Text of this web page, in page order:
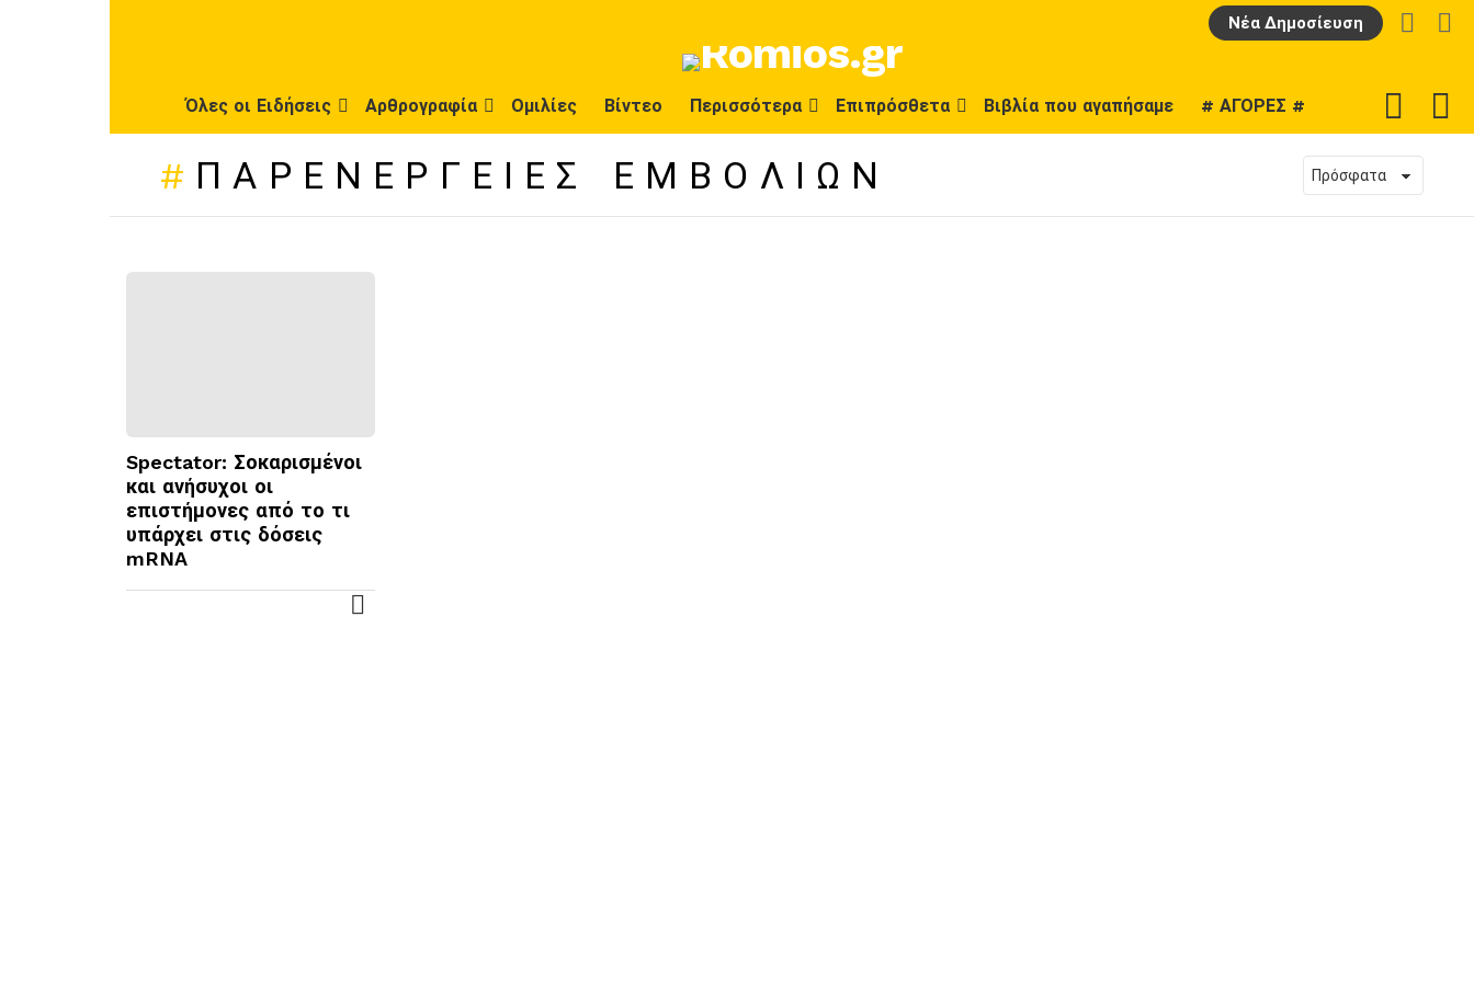
Νέα Δημοσίευση
LOGIN
Όλες οι Ειδήσεις Αρθρογραφία Ομιλίες Βίντεο Περισσότερα Επιπρόσθετα Βιβλία που αγαπήσαμε # ΑΓΟΡΕΣ #
SKIN
ΠΑΡΕΝΈΡΓΕΙΕΣ ΕΜΒΟΛΊΩΝ
Spectator: Σοκαρισμένοι
και ανήσυχοι οι
επιστήμονες από το τι
υπάρχει στις δόσεις
mRNA